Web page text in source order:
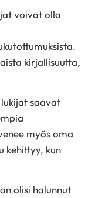
voivat olla
kirjallisuutta,
lukijat saavat
myös oma
kehittyy, kun
olisi halunnut